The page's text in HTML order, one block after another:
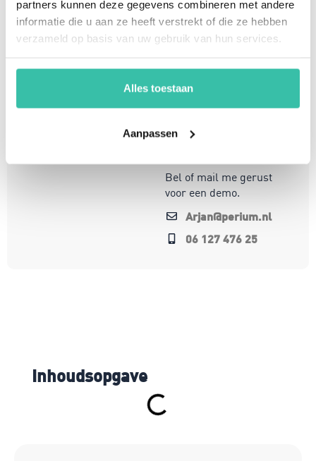
partners kunnen deze gegevens combineren met andere
informatie die u aan ze heeft verstrekt of die ze hebben
verzameld op basis van uw gebruik van hun services.
Alles toestaan
Aanpassen
risicomanagement, ICT
en een passie voor
innovatie, help ik
weerbaar en compliant
te opereren in een
steeds veranderende
op oplossingen die écht
Bel of mail me gerust
voor een demo.
Arjan@perium.nl
06 127 476 25
Inhoudsopgave